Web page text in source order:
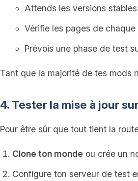
Attends les versions
Vérifie les pages de
Prévois une phase de test
Tant que la majorité de tes mods
4. Tester la mise à jour
Pour être sûr que tout tient la
Clone ton monde ou crée un
Configure ton serveur de test